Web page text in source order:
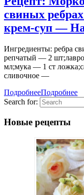
свиных
крем-суп —
Ингредиенты: ребра
репчатый — 2
мл;мука — 1 ст
сливочное —
ПодробнееПодробнее
Search for:
Новые рецепты